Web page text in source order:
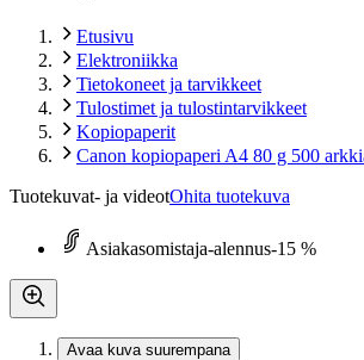
Etusivu
Elektroniikka
Tietokoneet ja tarvikkeet
Tulostimet ja tulostintarvikkeet
Kopiopaperit
Canon kopiopaperi A4 80 g 500
Tuotekuvat- ja videotOhita tuotekuva
Asiakasomistaja-alennus-15 %
Avaa kuva suurempana